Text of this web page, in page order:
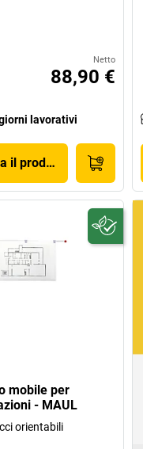
Netto
88,90 €
lavorativi
il prodotto
mobile per
- MAUL
orientabili